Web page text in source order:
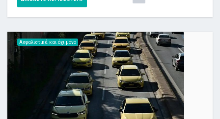
Ασφαλιστικά και όχι μόνο